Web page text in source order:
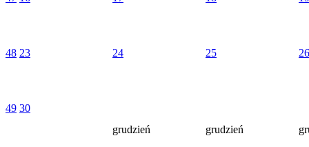
48 23 24 25 26
49 30
grudzień
grudzień